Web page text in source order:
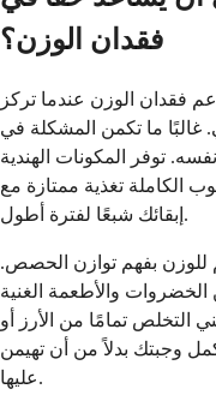
فقدان الوزن؟
فقدان الوزن عندما تركز
ما تكمن المشكلة في
توفر المكونات الهندية
الكاملة تغذية ممتازة مع
إبقائك شبعًا لفترة أطول.
للوزن بفهم توازن الحصص.
والأطعمة الغنية
التخلص تمامًا من الأرز أو
وجبتك بدلاً من أن تهيمن
عليها.